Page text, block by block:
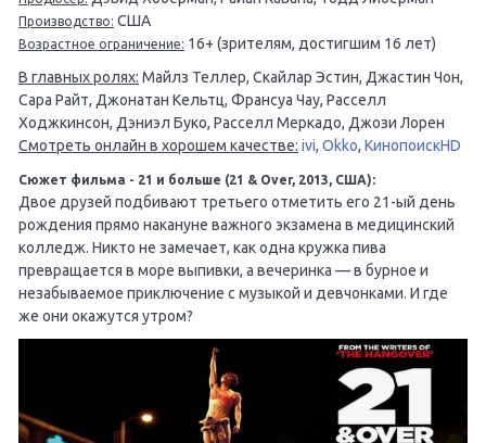
Производство: США
Возрастное ограничение: 16+ (зрителям, достигшим 16 лет)
В главных ролях: Майлз Теллер, Скайлар Эстин, Джастин Чон,
Сара Райт, Джонатан Кельтц, Франсуа Чау, Расселл
Ходжкинсон, Дэниэл Буко, Расселл Меркадо, Джози Лорен
Смотреть онлайн в хорошем качестве: ivi, Okko, КинопоискHD
Сюжет фильма - 21 и больше (21 & Over, 2013, США):
Двое друзей подбивают третьего отметить его 21-ый день
рождения прямо накануне важного экзамена в медицинский
колледж. Никто не замечает, как одна кружка пива
превращается в море выпивки, а вечеринка — в бурное и
незабываемое приключение с музыкой и девчонками. И где
же они окажутся утром?